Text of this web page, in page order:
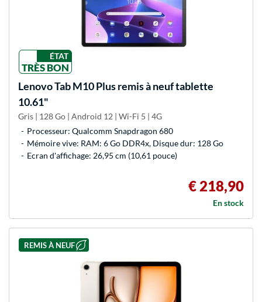
ÉTAT
TRÈS BON
LenovoTab M10 Plus remis à neuf tablette
10.61"
Gris | 128 Go | Android 12 | Wi-Fi 5 | 4G
Processeur: Qualcomm Snapdragon 680
Mémoire vive: RAM: 6 Go DDR4x, Disque dur: 128 Go
Ecran d'affichage: 26,95 cm (10,61 pouce)
€ 218,90
En stock
REMIS À NEUF